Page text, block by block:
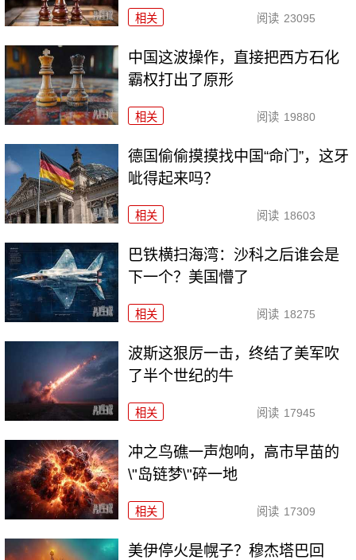
相关 阅读 23095
中国这波操作，直接把西方石化
霸权打出了原形
相关 阅读 19880
德国偷偷摸摸找中国“命门”，这牙
呲得起来吗？
相关 阅读 18603
巴铁横扫海湾：沙科之后谁会是
下一个？美国懵了
相关 阅读 18275
波斯这狠厉一击，终结了美军吹
了半个世纪的牛
相关 阅读 17945
冲之鸟礁一声炮响，高市早苗的
\"岛链梦\"碎一地
相关 阅读 17309
美伊停火是幌子？穆杰塔巴回